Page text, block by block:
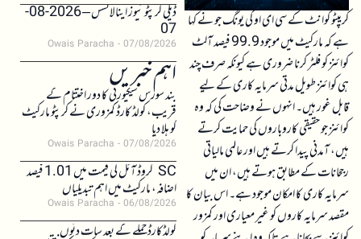
کریپٹو کوانٹ کے سی ای او کی یونگ جو نے کہا
ہے کہ مارکیٹ میں موجود 99.9 فیصد آلٹ
کوائنز کو فلٹر کرنا ضروری ہے کیونکہ صرف چند
ہی کوائنز طویل مدتی سرمایہ کاری کے لیے
قابل غور ہیں۔ انہوں نے وضاحت کی کہ وہ
کوائنز جو حقیقی کاروباروں کی حمایت کرتے
ہیں، آمدنی پیدا کرتے ہیں اور عالمی مالیاتی
رجحانات کے مطابق ہوتے ہیں، ان میں
سرمایہ کاری کا امکان موجود ہے۔ اس بیان کا
مقصد سرمایہ کاروں کو غیر معیاری اور کمزور
ڈیلی کرپٹو نیوز اینالائسس – 2026-08-
07
Owais Paracha 07/08/2026
اہم خبریں
بند سورس سیکیورٹی کا دور اختتام کے
قریب، کولڈ کارڈ کمزوری نے کرپٹو مارکیٹ
کو ہلا دیا
Owais Paracha 07/08/2026
SC کروڈ آئل کی قیمت میں 1.01 فیصد
اضافہ، مارکیٹ میں اہم تبدیلیاں
Owais Paracha 06/08/2026
کولڈکارڈ حملے کے بعد سات دنوں